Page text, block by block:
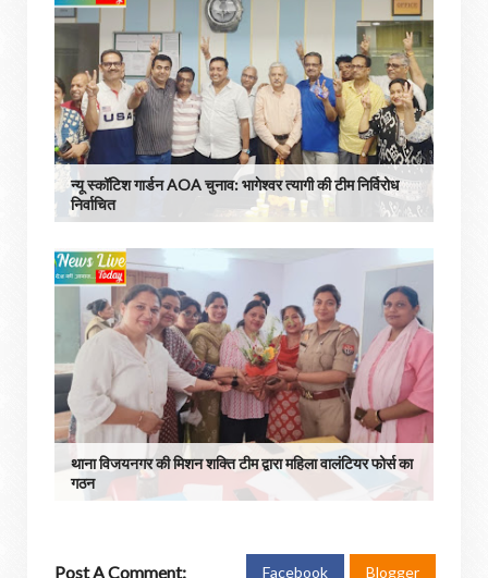
न्यू स्कॉटिश गार्डन AOA चुनाव: भागेश्वर त्यागी की टीम निर्विरोध
निर्वाचित
थाना विजयनगर की मिशन शक्ति टीम द्वारा महिला वालंटियर फोर्स का
गठन
Post A Comment: Facebook Blogger